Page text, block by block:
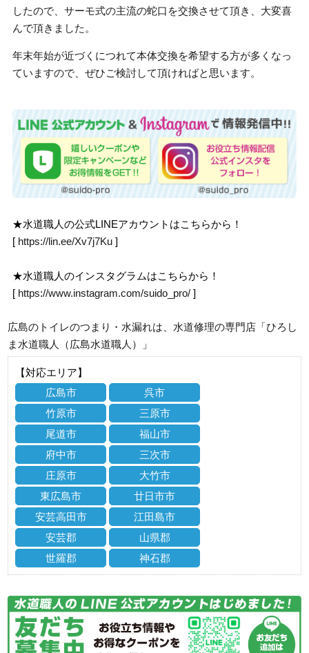
したので、サーモ式の主流の蛇口を交換させて頂き、大変喜
んで頂きました。
年末年始が近づくにつれて本体交換を希望する方が多くなっ
ていますので、ぜひご検討して頂ければと思います。
★水道職人の公式LINEアカウントはこちらから！
[ https://lin.ee/Xv7j7Ku ]
★水道職人のインスタグラムはこちらから！
[ https://www.instagram.com/suido_pro/ ]
広島のトイレのつまり・水漏れは、水道修理の専門店「ひろし
ま水道職人（広島水道職人）」
【対応エリア】
広島市
呉市
竹原市
三原市
尾道市
福山市
府中市
三次市
庄原市
大竹市
東広島市
廿日市市
安芸高田市
江田島市
安芸郡
山県郡
世羅郡
神石郡